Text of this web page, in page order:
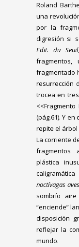
Roland
una
por la
digresión si
Edit. du Seuil
fragmentos,
fragmentado
resurrección
trocea en
<<Fragmento
(pág.61). Y
repite el árbol
La corriente
fragmentos
plástica
noctívagas aves
sombrío
“enciende”
disposición
reflejar la
mundo.